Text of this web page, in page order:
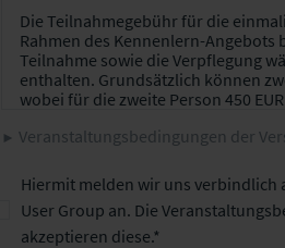
Veranstaltungsbedingungen der
Hiermit melden wir uns verbindlich
User Group an. Die
akzeptieren diese.